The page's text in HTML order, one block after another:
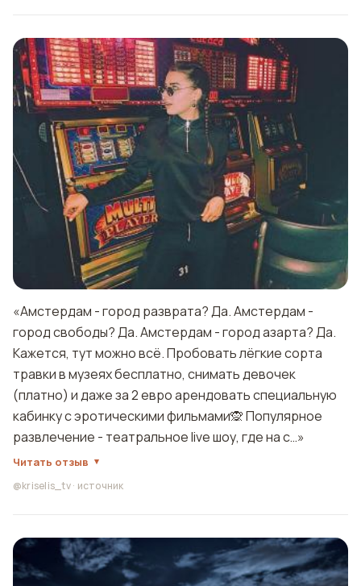
«Амстердам - город разврата? Да. Амстердам -
город свободы? Да. Амстердам - город азарта? Да.
Кажется, тут можно всё. Пробовать лёгкие сорта
травки в музеях бесплатно, снимать девочек
(платно) и даже за 2 евро арендовать специальную
кабинку с эротическими фильмами🙊 Популярное
развлечение - театральное live шоу, где на с…»
Читать отзыв
@kriselis_tv· источник